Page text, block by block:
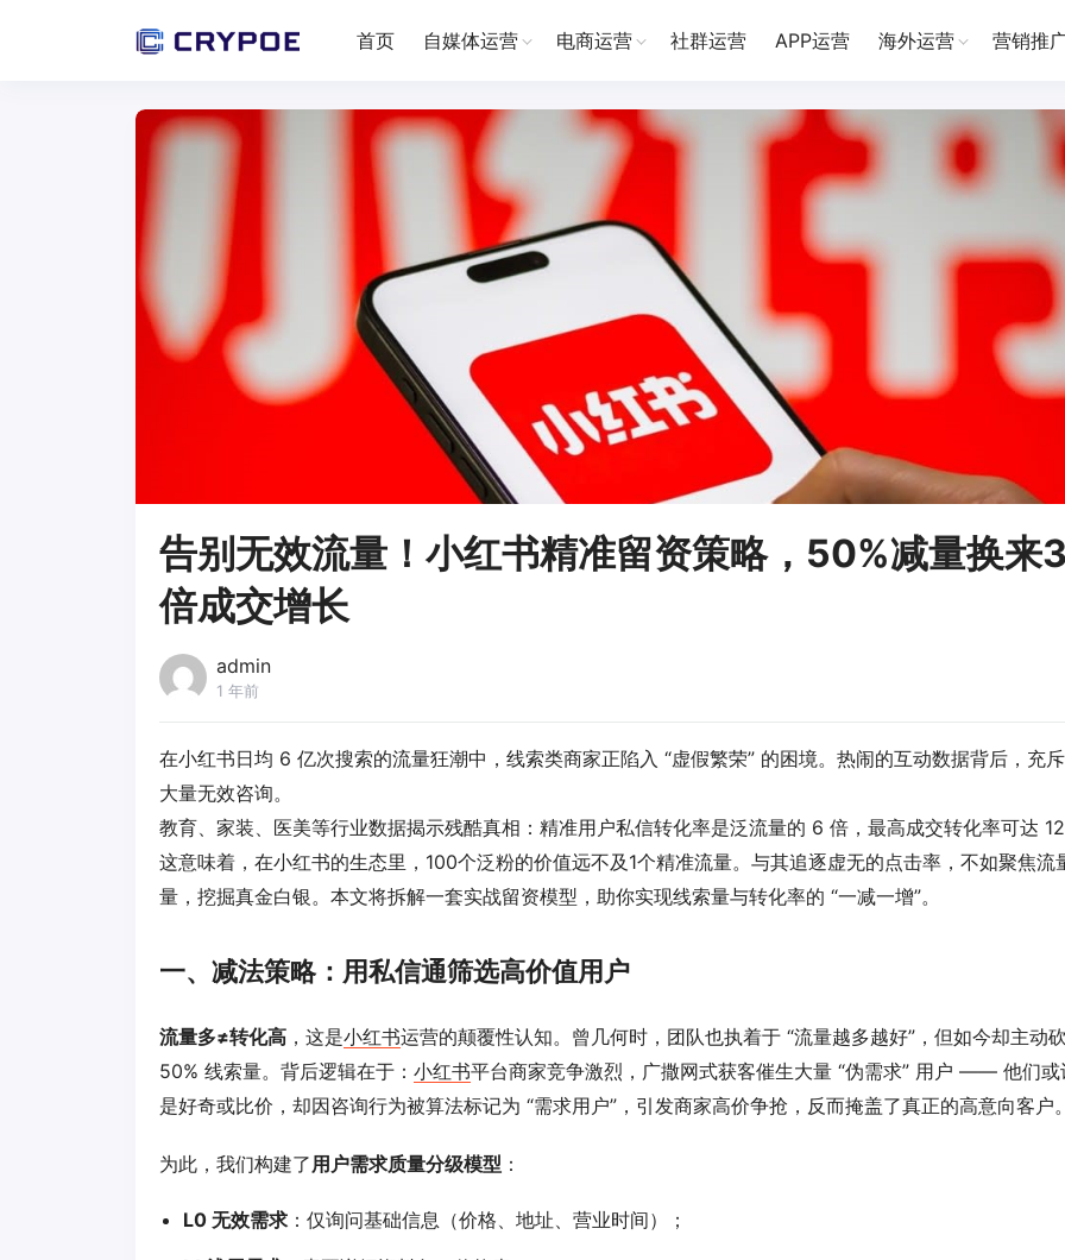
首页 自媒体运营 电商运营 社群运营 APP运营 海外运营 营销推
告别无效流量！小红书精准留资策略，50%减量换来
倍成交增长
admin
1 年前
在小红书日均 6 亿次搜索的流量狂潮中，线索类商家正陷入 “虚假繁荣” 的困境。热闹的互动数据背后，充
大量无效咨询。
教育、家装、医美等行业数据揭示残酷真相：精准用户私信转化率是泛流量的 6 倍，最高成交转化率可达
这意味着，在小红书的生态里，100个泛粉的价值远不及1个精准流量。与其追逐虚无的点击率，不如聚焦流
量，挖掘真金白银。本文将拆解一套实战留资模型，助你实现线索量与转化率的 “一减一增”。
一、减法策略：用私信通筛选高价值用户
流量多≠转化高 ，这是小红书运营的颠覆性认知。曾几何时，团队也执着于 “流量越多越好”，但如今却主动
50% 线索量。背后逻辑在于： 小红书平台商家竞争激烈，广撒网式获客催生大量 “伪需求” 用户 —— 他们或
是好奇或比价，却因咨询行为被算法标记为 “需求用户”，引发商家高价争抢，反而掩盖了真正的高意向客户
为此，我们构建了用户需求质量分级模型 ：
L0 无效需求 ：仅询问基础信息（价格、地址、营业时间）；